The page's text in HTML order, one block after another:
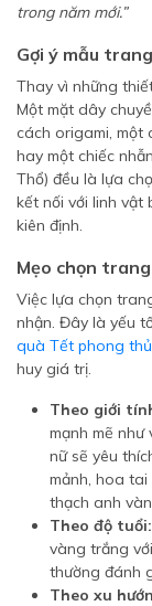
trong năm mới.”
Gợi ý mẫu
Thay vì những
Một mặt dây
cách origami, một
hay một chiếc
Thổ) đều là lựa
kết nối với linh vật
kiên định.
Mẹo chọn
Việc lựa chọn
nhận. Đây là yếu
quà Tết phong
huy giá trị.
Theo giới
mạnh mẽ
nữ sẽ yêu
mảnh, hoa tai
thạch anh
Theo độ tuổi:
vàng trắng
thường đánh
Theo xu